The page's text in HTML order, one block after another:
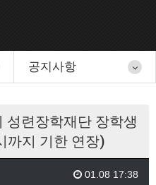
공지사항
성련장학재단 장학생
까지 기한 연장)
01.08 17:38